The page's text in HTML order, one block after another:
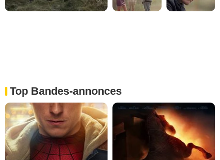
Top Bandes-annonces